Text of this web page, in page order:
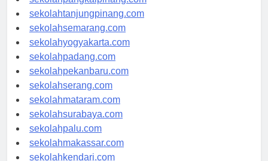
sekolahpangkalpinang.com
sekolahtanjungpinang.com
sekolahsemarang.com
sekolahyogyakarta.com
sekolahpadang.com
sekolahpekanbaru.com
sekolahserang.com
sekolahmataram.com
sekolahsurabaya.com
sekolahpalu.com
sekolahmakassar.com